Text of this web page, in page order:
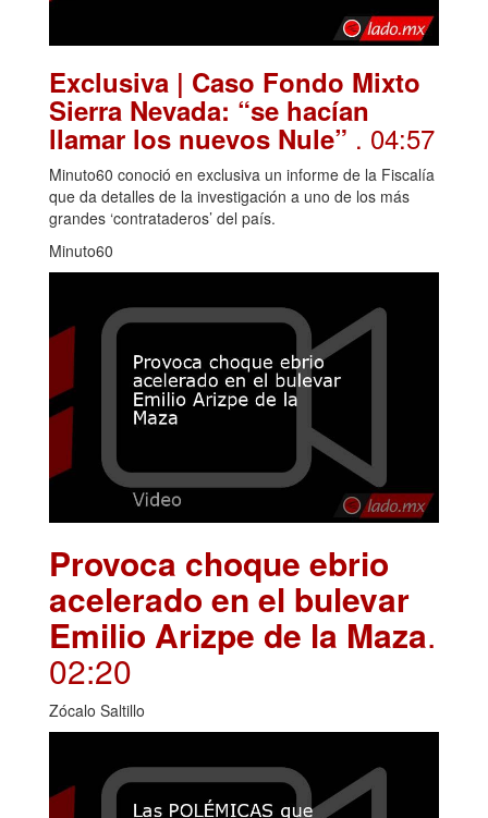
Exclusiva | Caso Fondo Mixto
Sierra Nevada: “se hacían
llamar los nuevos Nule” . 04:57
Minuto60 conoció en exclusiva un informe de la Fiscalía
que da detalles de la investigación a uno de los más
grandes ‘contrataderos’ del país.
Minuto60
Provoca choque ebrio
acelerado en el bulevar
Emilio Arizpe de la Maza.
02:20
Zócalo Saltillo